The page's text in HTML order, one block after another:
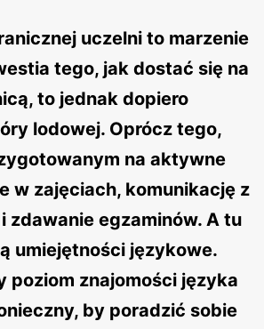
uczelni to marzenie
tego, jak dostać się na
to jednak dopiero
lodowej. Oprócz tego,
na aktywne
w zajęciach, komunikację z
zdawanie egzaminów. A tu
umiejętności językowe.
poziom znajomości języka
by poradzić sobie